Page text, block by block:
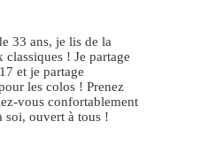
33 ans, je lis de la
classiques ! Je partage
et je partage
les colos ! Prenez
vous confortablement
soi, ouvert à tous !